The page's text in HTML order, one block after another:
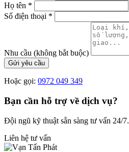
Họ tên *
Số điện thoại *
Nhu cầu (không bắt buộc)
Gửi yêu cầu
Hoặc gọi: 0972 049 349
Bạn cần hỗ trợ về dịch vụ?
Đội ngũ kỹ thuật sẵn sàng tư vấn 24/7.
Liên hệ tư vấn